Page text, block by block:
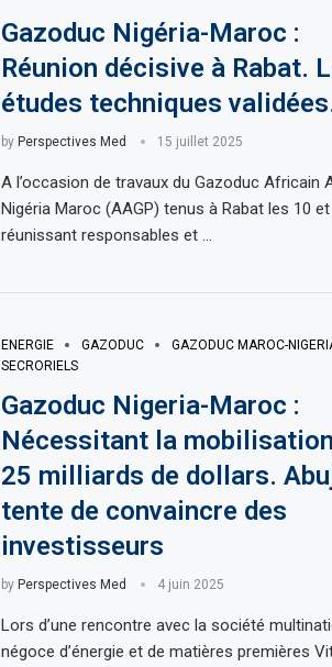
Gazoduc Nigéria-Maroc :
Réunion décisive à Rabat.
études techniques
by Perspectives Med 15 juillet 2025
A l’occasion de travaux du Gazoduc Africain
Nigéria Maroc (AAGP) tenus à Rabat les 10 et
réunissant responsables et …
ENERGIE GAZODUC
GAZODUC MAROC-
SECRORIELS
Gazoduc Nigeria-Maroc :
Nécessitant la
25 milliards de dollars.
tente de convaincre des
investisseurs
by Perspectives Med 4 juin 2025
Lors d’une rencontre avec la société
négoce d’énergie et de matières premières